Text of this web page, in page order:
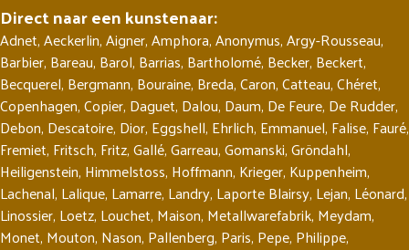
Direct naar een kunstenaar:
Adnet,Aeckerlin,Aigner,Amphora,Anonymus,Argy-Rousseau,
Barbier, Bareau, Barol, Barrias, Bartholomé, Becker, Beckert,
Becquerel, Bergmann, Bouraine, Breda,Caron,Catteau,Chéret,
Copenhagen,Copier, Daguet, Dalou, Daum, De Feure, De Rudder,
Debon, Descatoire, Dior, Eggshell, Ehrlich, Emmanuel, Falise, Fauré,
Fremiet, Fritsch, Fritz,Gallé,Garreau,Gomanski,Gröndahl,
Heiligenstein, Himmelstoss, Hoffmann, Krieger, Kuppenheim,
Lachenal, Lalique, Lamarre, Landry, Laporte Blairsy, Lejan, Léonard,
Linossier, Loetz, Louchet, Maison, Metallwarefabrik, Meydam,
Monet, Mouton, Nason, Pallenberg, Paris, Pepe, Philippe,